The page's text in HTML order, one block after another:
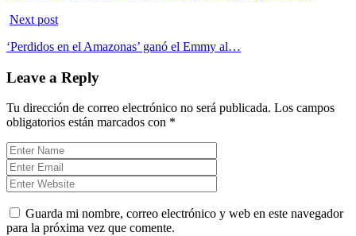
Next post
‘Perdidos en el Amazonas’ ganó el Emmy al…
Leave a Reply
Tu dirección de correo electrónico no será publicada. Los campos
obligatorios están marcados con *
Guarda mi nombre, correo electrónico y web en este navegador
para la próxima vez que comente.